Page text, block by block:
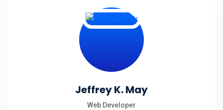
Jeffrey K. May
Web Developer